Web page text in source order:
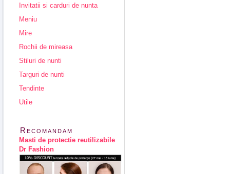
Invitatii si carduri de nunta
Meniu
Mire
Rochii de mireasa
Stiluri de nunti
Targuri de nunti
Tendinte
Utile
Recomandam
Masti de protectie reutilizabile
Dr Fashion